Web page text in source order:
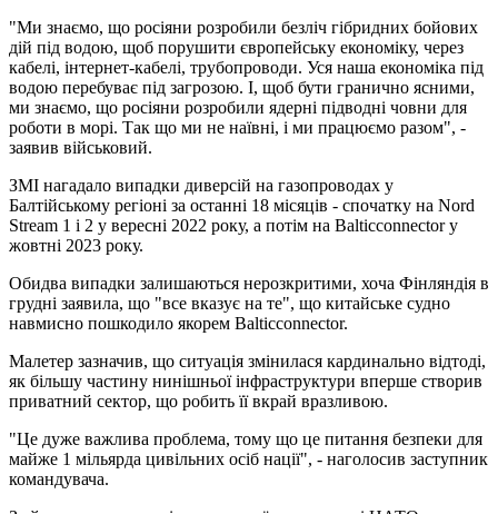
"Ми знаємо, що росіяни розробили безліч гібридних бойових
дій під водою, щоб порушити європейську економіку, через
кабелі, інтернет-кабелі, трубопроводи. Уся наша економіка під
водою перебуває під загрозою. І, щоб бути гранично ясними,
ми знаємо, що росіяни розробили ядерні підводні човни для
роботи в морі. Так що ми не наївні, і ми працюємо разом", -
заявив військовий.
ЗМІ нагадало випадки диверсій на газопроводах у
Балтійському регіоні за останні 18 місяців - спочатку на Nord
Stream 1 і 2 у вересні 2022 року, а потім на Balticconnector у
жовтні 2023 року.
Обидва випадки залишаються нерозкритими, хоча Фінляндія в
грудні заявила, що "все вказує на те", що китайське судно
навмисно пошкодило якорем Balticconnector.
Малетер зазначив, що ситуація змінилася кардинально відтоді,
як більшу частину нинішньої інфраструктури вперше створив
приватний сектор, що робить її вкрай вразливою.
"Це дуже важлива проблема, тому що це питання безпеки для
майже 1 мільярда цивільних осіб нації", - наголосив заступник
командувача.